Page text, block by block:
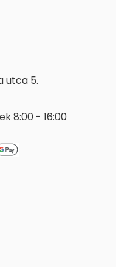
utca 5.
8:00 - 16:00